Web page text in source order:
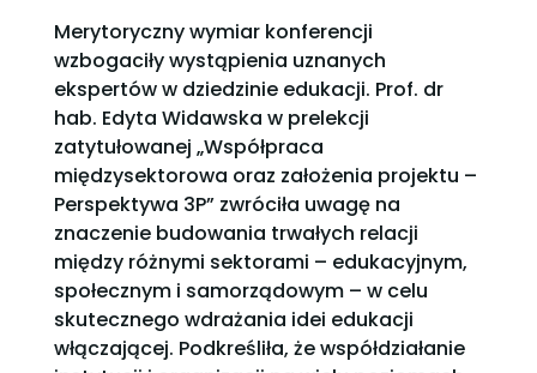
Merytoryczny wymiar konferencji
wzbogaciły wystąpienia uznanych
ekspertów w dziedzinie edukacji. Prof. dr
hab. Edyta Widawska w prelekcji
zatytułowanej „Współpraca
międzysektorowa oraz założenia projektu –
Perspektywa 3P” zwróciła uwagę na
znaczenie budowania trwałych relacji
między różnymi sektorami – edukacyjnym,
społecznym i samorządowym – w celu
skutecznego wdrażania idei edukacji
włączającej. Podkreśliła, że współdziałanie